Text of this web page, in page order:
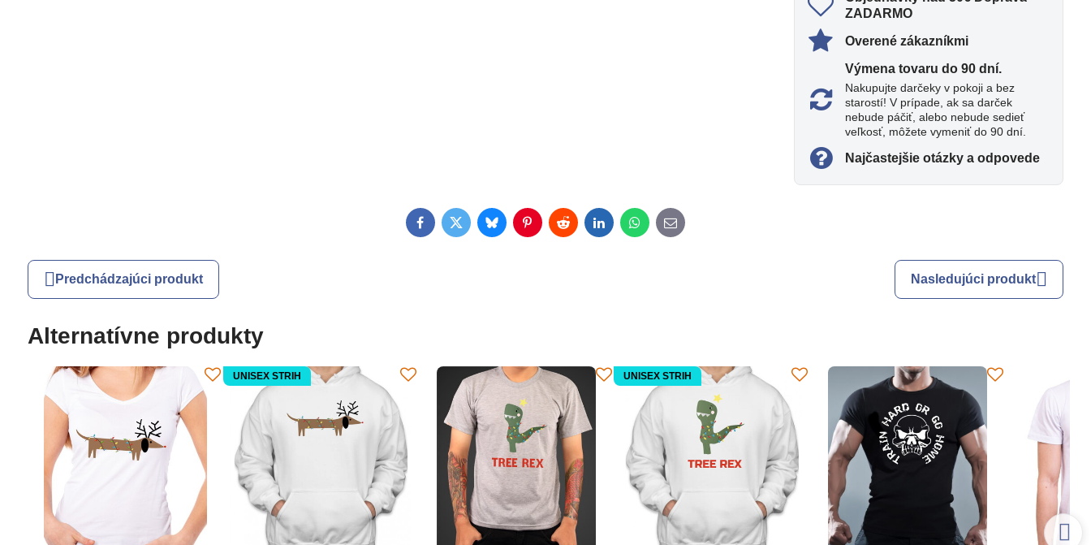
ZADARMO
Overené zákazníkmi
Výmena tovaru do 90 dní​.
Nakupujte darčeky v pokoji a bez
starostí! V prípade, ak sa darček
nebude páčiť, alebo nebude sedieť
veľkosť, môžete vymeniť do 90 dní.
Najčastejšie otázky a odpovede
FacebookTwitterBlueskyPinterestRedditLinkedInWhatsApp
E-
mail
Predchádzajúci produkt Nasledujúci produkt
Alternatívne produkty
UNISEX STRIH UNISEX STRIH